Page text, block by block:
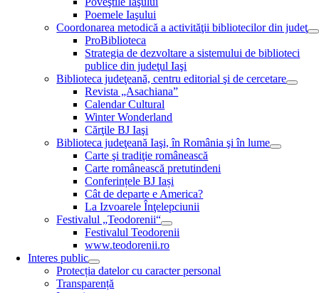
Poemele Iaşului
Coordonarea metodică a activităţii bibliotecilor din judeţ
ProBiblioteca
Strategia de dezvoltare a sistemului de biblioteci
publice din judeţul Iaşi
Biblioteca judeţeană, centru editorial şi de cercetare
Revista „Asachiana”
Calendar Cultural
Winter Wonderland
Cărţile BJ Iaşi
Biblioteca judeţeană Iaşi, în România şi în lume
Carte şi tradiţie românească
Carte românească pretutindeni
Conferințele BJ Iași
Cât de departe e America?
La Izvoarele Înţelepciunii
Festivalul „Teodorenii“
Festivalul Teodorenii
www.teodorenii.ro
Interes public
Protecția datelor cu caracter personal
Transparență